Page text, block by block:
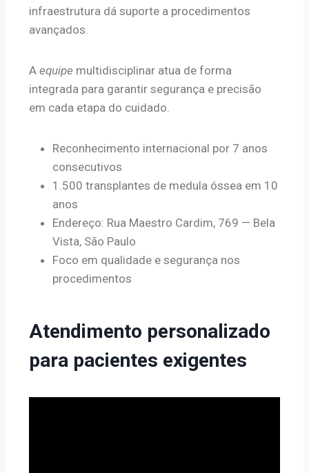
infraestrutura dá suporte a procedimentos
avançados.
A equipe multidisciplinar atua de forma
integrada para garantir segurança e precisão
em cada etapa do cuidado.
Reconhecimento internacional por 7 anos
consecutivos
1.500 transplantes de medula óssea em 10
anos
Endereço: Rua Maestro Cardim, 769 — Bela
Vista, São Paulo
Foco em qualidade e segurança nos
procedimentos
Atendimento personalizado
para pacientes exigentes